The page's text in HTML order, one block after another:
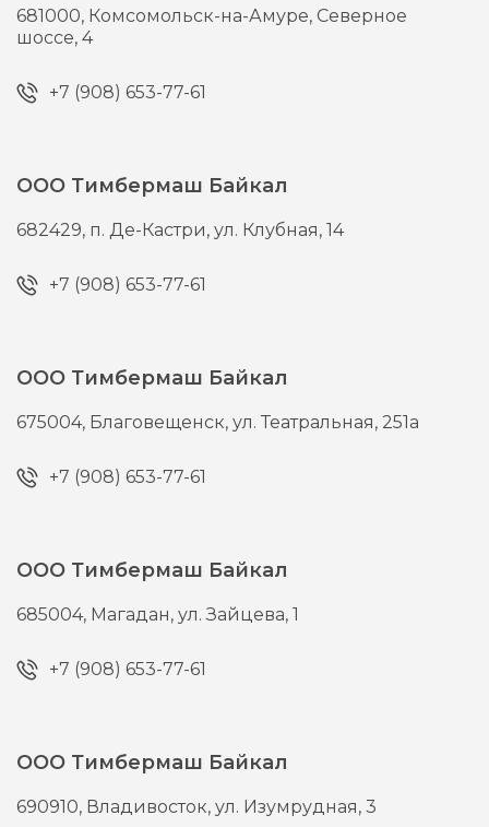
681000, Комсомольск-на-Амуре, Северное
шоссе, 4
+7 (908) 653-77-61
ООО Тимбермаш Байкал
682429, п. Де-Кастри,ул. Клубная, 14
+7 (908) 653-77-61
ООО Тимбермаш Байкал
675004, Благовещенск,ул. Театральная, 251а
+7 (908) 653-77-61
ООО Тимбермаш Байкал
685004, Магадан,ул. Зайцева, 1
+7 (908) 653-77-61
ООО Тимбермаш Байкал
690910, Владивосток,ул. Изумрудная, 3